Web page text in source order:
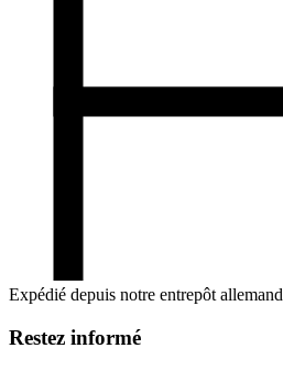
Expédié depuis notre entrepôt allemand
Restez informé